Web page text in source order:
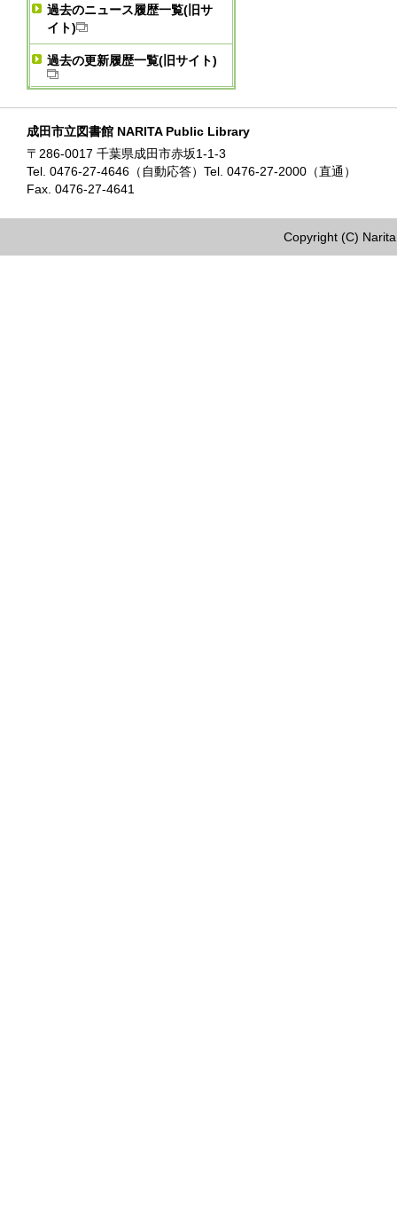
過去のニュース履歴一覧(旧サ
イト)
過去の更新履歴一覧(旧サイト)
成田市立図書館 NARITA Public Library
〒286-0017 千葉県成田市赤坂1-1-3
Tel. 0476-27-4646（自動応答）Tel. 0476-27-2000（直通）
Fax. 0476-27-4641
Copyright (C)